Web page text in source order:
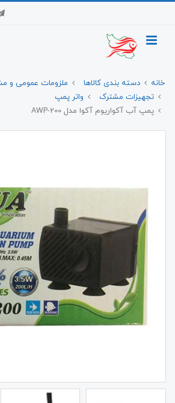
خانه دسته بندی کالاها
ملزومات عمومی و
تجهیزات مشترک
واتر پمپ
پمپ آب آکواریوم آکوا مدل AWP-200